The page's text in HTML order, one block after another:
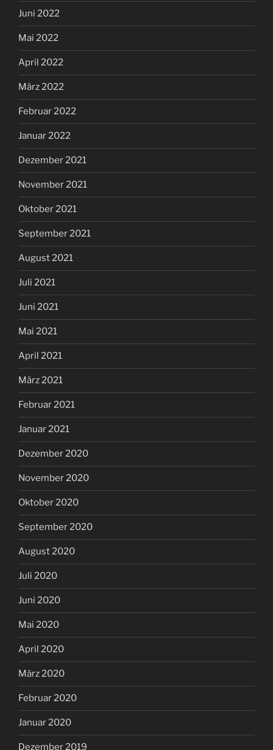
Juni 2022
Mai 2022
April 2022
März 2022
Februar 2022
Januar 2022
Dezember 2021
November 2021
Oktober 2021
September 2021
August 2021
Juli 2021
Juni 2021
Mai 2021
April 2021
März 2021
Februar 2021
Januar 2021
Dezember 2020
November 2020
Oktober 2020
September 2020
August 2020
Juli 2020
Juni 2020
Mai 2020
April 2020
März 2020
Februar 2020
Januar 2020
Dezember 2019